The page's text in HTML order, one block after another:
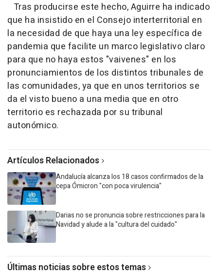
Tras producirse este hecho, Aguirre ha indicado
que ha insistido en el Consejo interterritorial en
la necesidad de que haya una ley específica de
pandemia que facilite un marco legislativo claro
para que no haya estos "vaivenes" en los
pronunciamientos de los distintos tribunales de
las comunidades, ya que en unos territorios se
da el visto bueno a una media que en otro
territorio es rechazada por su tribunal
autonómico.
Artículos Relacionados
Andalucía alcanza los 18 casos confirmados de la
cepa Ómicron "con poca virulencia"
Darias no se pronuncia sobre restricciones para la
Navidad y alude a la "cultura del cuidado"
Últimas noticias sobre estos temas